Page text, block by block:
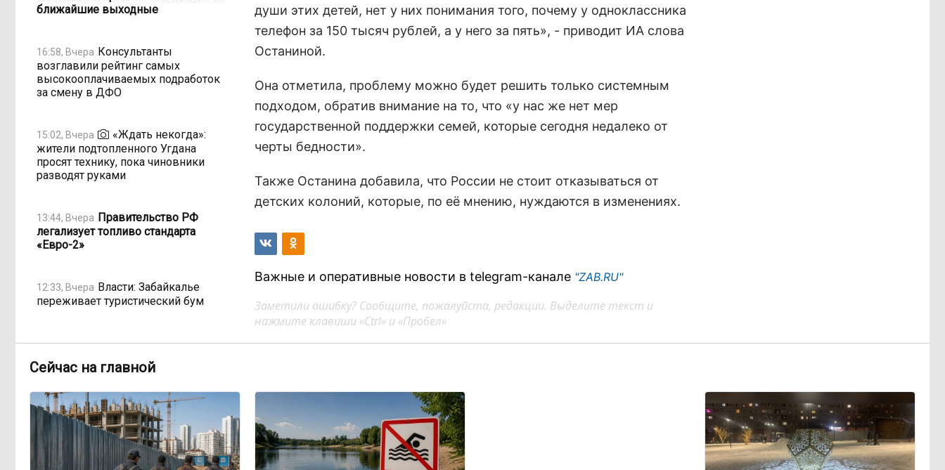
ближайшие выходные
16:58, Вчера Консультанты
возглавили рейтинг самых
высокооплачиваемых подработок
за смену в ДФО
15:02, Вчера
«Ждать некогда»:
жители подтопленного Угдана
просят технику, пока чиновники
разводят руками
13:44, Вчера Правительство РФ
легализует топливо стандарта
«Евро-2»
12:33, Вчера Власти: Забайкалье
переживает туристический бум
11:05, Вчера «В большинстве
января»: почему Забайкалье
бюджетникам
10:16, Вчера
В Каларском округе
подрядчик и чиновник попали под
уголовные дела
души этих детей, нет у них понимания того, почему у одноклассника
телефон за 150 тысяч рублей, а у него за пять», - приводит ИА слова
Останиной.
Она отметила, проблему можно будет решить только системным
подходом, обратив внимание на то, что «у нас же нет мер
государственной поддержки семей, которые сегодня недалеко от
черты бедности».
Также Останина добавила, что России не стоит отказываться от
детских колоний, которые, по её мнению, нуждаются в изменениях.
Важные и оперативные новости в telegram-канале "ZAB.RU"
Заметили ошибку? Сообщите, пожалуйста, редакции. Выделите текст и
нажмите клавиши «Ctrl» и «Пробел»
Сейчас на главной